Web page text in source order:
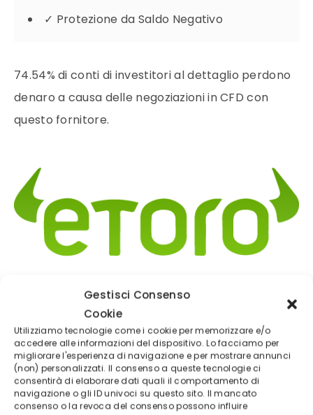
Gestisci Consenso
Cookie
Utilizziamo tecnologie come i cookie per memorizzare e/o
accedere alle informazioni del dispositivo. Lo facciamo per
migliorare l'esperienza di navigazione e per mostrare annunci
(non) personalizzati. Il consenso a queste tecnologie ci
consentirà di elaborare dati quali il comportamento di
navigazione o gli ID univoci su questo sito. Il mancato
consenso o la revoca del consenso possono influire
✓ Protezione da Saldo Negativo
74.54% di conti di investitori al dettaglio perdono
denaro a causa delle negoziazioni in CFD con
questo fornitore.
Trading online ETF - CRYPTO - CFD
Deposito minimo 50$
Broker regolamentato